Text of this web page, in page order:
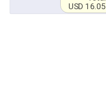
USD 16.05